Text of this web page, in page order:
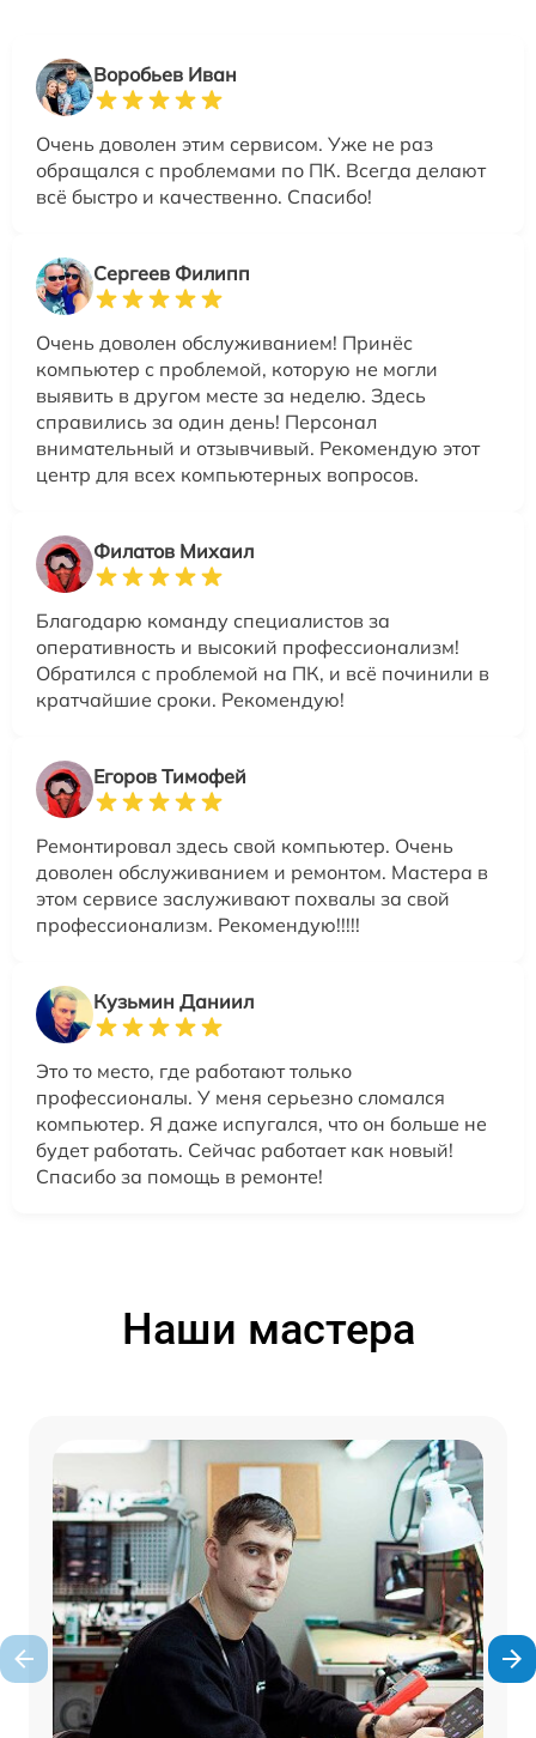
Воробьев Иван
Очень доволен этим сервисом. Уже не раз
обращался с проблемами по ПК. Всегда делают
всё быстро и качественно. Спасибо!
Сергеев Филипп
Очень доволен обслуживанием! Принёс
компьютер с проблемой, которую не могли
выявить в другом месте за неделю. Здесь
справились за один день! Персонал
внимательный и отзывчивый. Рекомендую этот
центр для всех компьютерных вопросов.
Филатов Михаил
Благодарю команду специалистов за
оперативность и высокий профессионализм!
Обратился с проблемой на ПК, и всё починили в
кратчайшие сроки. Рекомендую!
Егоров Тимофей
Ремонтировал здесь свой компьютер. Очень
доволен обслуживанием и ремонтом. Мастера в
этом сервисе заслуживают похвалы за свой
профессионализм. Рекомендую!!!!!
Кузьмин Даниил
Это то место, где работают только
профессионалы. У меня серьезно сломался
компьютер. Я даже испугался, что он больше не
будет работать. Сейчас работает как новый!
Спасибо за помощь в ремонте!
Наши мастера